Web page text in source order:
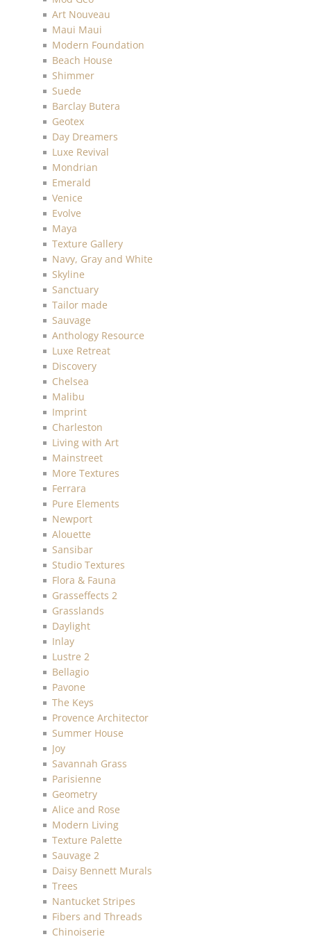
Art Nouveau
Maui Maui
Modern Foundation
Beach House
Shimmer
Suede
Barclay Butera
Geotex
Day Dreamers
Luxe Revival
Mondrian
Emerald
Venice
Evolve
Maya
Texture Gallery
Navy, Gray and White
Skyline
Sanctuary
Tailor made
Sauvage
Anthology Resource
Luxe Retreat
Discovery
Chelsea
Malibu
Imprint
Charleston
Living with Art
Mainstreet
More Textures
Ferrara
Pure Elements
Newport
Alouette
Sansibar
Studio Textures
Flora & Fauna
Grasseffects 2
Grasslands
Daylight
Inlay
Lustre 2
Bellagio
Pavone
The Keys
Provence Architector
Summer House
Joy
Savannah Grass
Parisienne
Geometry
Alice and Rose
Modern Living
Texture Palette
Sauvage 2
Daisy Bennett Murals
Trees
Nantucket Stripes
Fibers and Threads
Chinoiserie